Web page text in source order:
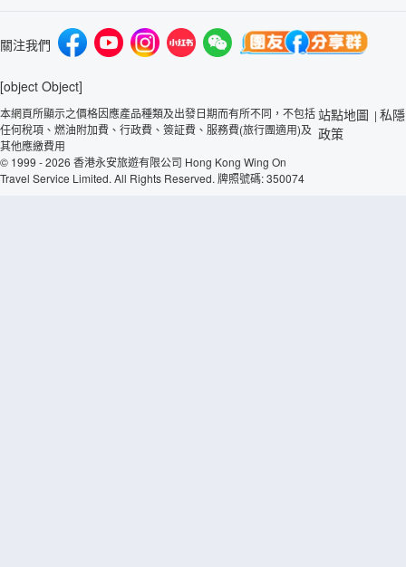
關注我們
[object Object]
本網頁所顯示之價格因應產品種類及出發日期而有所不同，不包括
任何稅項、燃油附加費、行政費、簽証費、服務費(旅行團適用)及
其他應繳費用
© 1999 - 2026 香港永安旅遊有限公司 Hong Kong Wing On
Travel Service Limited. All Rights Reserved. 牌照號碼: 350074
站點地圖 | 私隱
政策